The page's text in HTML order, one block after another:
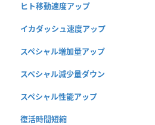
ヒト移動速度アップ
イカダッシュ速度アップ
スペシャル増加量アップ
スペシャル減少量ダウン
スペシャル性能アップ
復活時間短縮